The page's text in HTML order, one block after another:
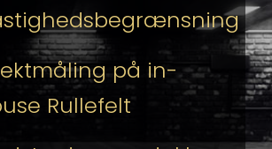
på in-
Rullefelt